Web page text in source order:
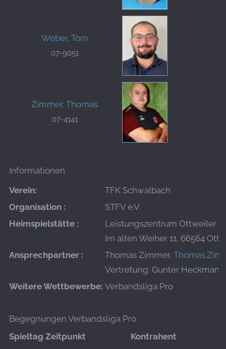
Weber, Tom
07-9051
Zimmer, Thomas
07-4141
Informationen
Verein:
TFK Schwalbach
Organisation :
STFV e.V.
Heimspielstätte :
Leistungszentrum Ottweiler
Im alten Weiher 11, 66564
Ansprechpartner :
Thomas Zimmer,
Vertretung: Gunter
Weitere Wettbewerbe: Verbandsliga Pro
Begegnungen Verbandsliga Pro
Spieltag Zeitpunkt Kontrahent